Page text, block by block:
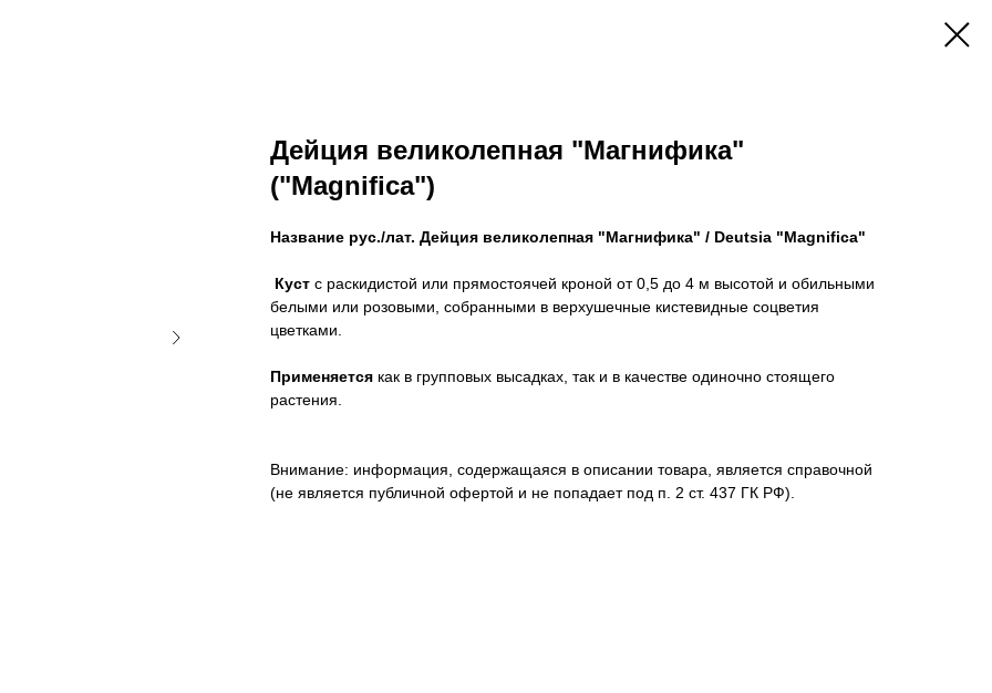
Дейция великолепная "Магнифика"
("Magnifica")
Название рус./лат. Дейция великолепная "Магнифика" / Deutsia "Magnifica"
Куст с раскидистой или прямостоячей кроной от 0,5 до 4 м высотой и обильными
белыми или розовыми, собранными в верхушечные кистевидные соцветия
цветками.
Применяется как в групповых высадках, так и в качестве одиночно стоящего
растения.
Внимание: информация, содержащаяся в описании товара, является справочной
(не является публичной офертой и не попадает под п. 2 ст. 437 ГК РФ).